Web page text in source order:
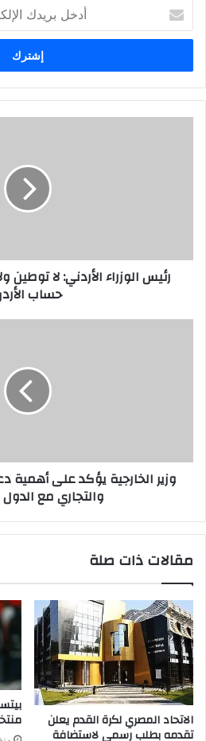
بريدك
الإلكتروني
رئيس الوزراء الأردني: لا
حساب
وزير الخارجية يؤكد على أهمية
والتجاري مع الدول
مقالات ذات صلة
الاتحاد المصري لكرة القدم يعلن
تقدمه بطلب رسمي لاستضافة